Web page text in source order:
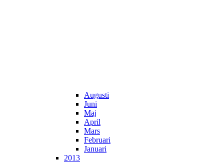
Augusti
Juni
Maj
April
Mars
Februari
Januari
2013